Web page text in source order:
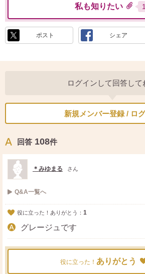
私も知りたい 1
ポスト シェア
ログインして回答して
新規メンバー登録 / ロ
回答 108件
＊みゆまる さん
Q&A一覧へ
役に立った！ありがとう： 1
グレージュです
役に立った！ ありがとう